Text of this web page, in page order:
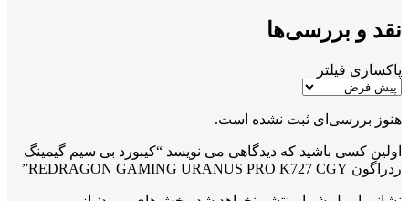
نقد و بررسی‌ها
پاکسازی فیلتر
هنوز بررسی‌ای ثبت نشده است.
اولین کسی باشید که دیدگاهی می نویسد “کیبورد بی سیم گیمینگ
ردراگون REDRAGON GAMING URANUS PRO K727 CGY”